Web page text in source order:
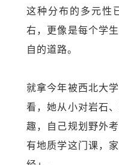
这种分布的多元性
右，更像是每个学
自的道路。
就拿今年被西北大
看，她从小对岩石
趣，自己规划野外
有地质学这门课，